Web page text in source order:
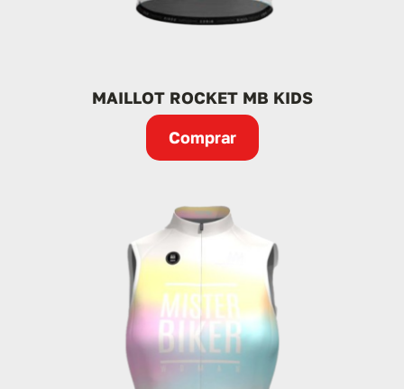
MAILLOT ROCKET MB KIDS
Comprar